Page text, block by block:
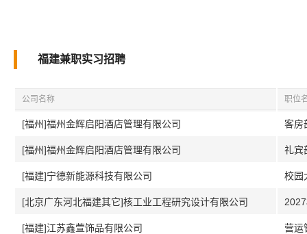
福建兼职实习招聘
公司名称 职位
[福州]福州金辉启阳酒店管理有限公司 客房
[福州]福州金辉启阳酒店管理有限公司 礼宾
[福建]宁德新能源科技有限公司 校园
[北京广东河北福建其它]核工业工程研究设计有限公司
[福建]江苏鑫萱饰品有限公司 营运